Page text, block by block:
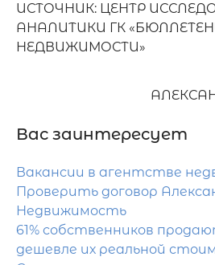
ИСТОЧНИК: ЦЕНТР
АНАЛИТИКИ ГК
Вас заинтересует
Вакансии в агентстве
Проверить договор
Недвижимость
61% собственников
дешевле их реальной